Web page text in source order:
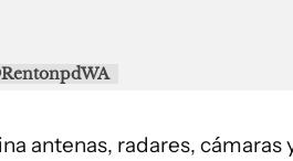
antenas, radares,